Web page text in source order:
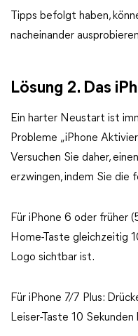
Tipps befolgt haben,
nacheinander
Lösung 2. Das
Ein harter Neustart ist
Probleme „iPhone
Versuchen Sie daher,
erzwingen, indem Sie die
Für iPhone 6 oder früher
Home-Taste gleichzeitig
Logo sichtbar ist.
Für iPhone 7/7 Plus:
Leiser-Taste 10